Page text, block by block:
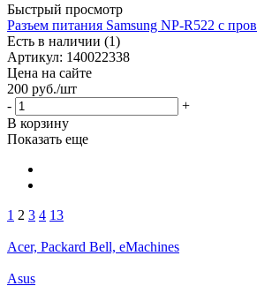
Быстрый просмотр
Разъем питания Samsung NP-R522 с
Есть в наличии (1)
Артикул: 140022338
Цена на сайте
200 руб./шт
-
+
В корзину
Показать еще
1 2 3 4 13
Acer, Packard Bell, eMachines
Asus